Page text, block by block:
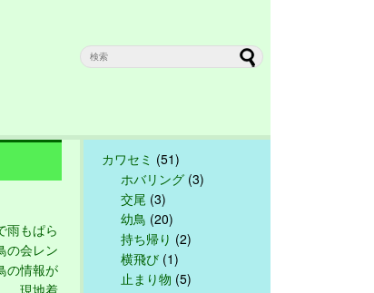
雨もぱら
の会レン
の情報が
現地着
カワセミ (51)
ホバリング (3)
交尾 (3)
幼鳥 (20)
持ち帰り (2)
横飛び (1)
止まり物 (5)